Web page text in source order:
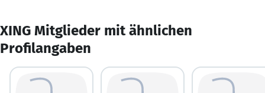
XING Mitglieder mit ähnlichen
Profilangaben